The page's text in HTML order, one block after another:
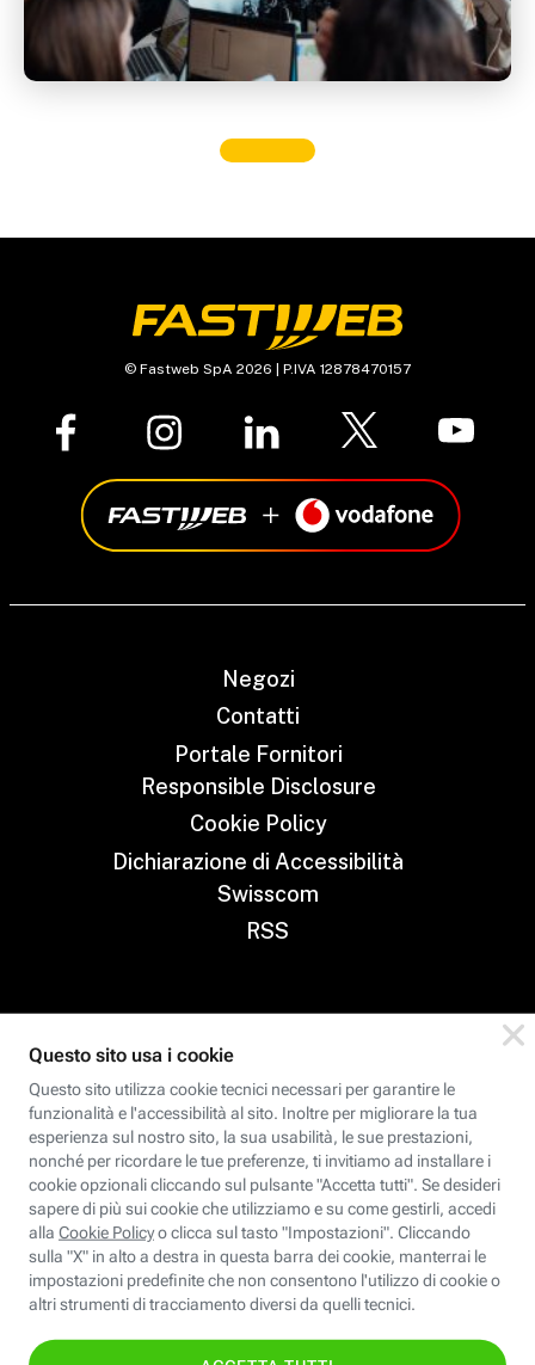
© Fastweb SpA 2026 | P.IVA 12878470157
Negozi
Contatti
Portale Fornitori
Responsible Disclosure
Cookie Policy
Dichiarazione di Accessibilità
Swisscom
RSS